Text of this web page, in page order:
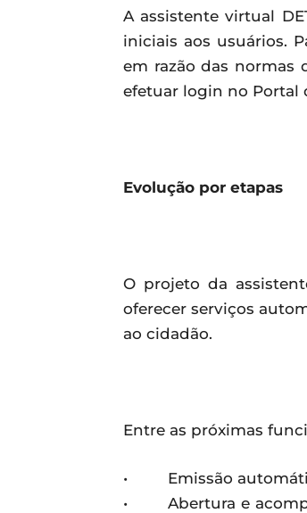
A assistente virtual
iniciais aos usuários.
em razão das normas
efetuar login no Portal
Evolução por etapas
O projeto da
oferecer serviços
ao cidadão.
Entre as próximas
• Emissão
• Abertura e